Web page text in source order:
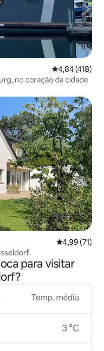
4,84 de uma
4,84 (418)
no coração da cidade
hóspedes
4,99 de uma
4,99 (71)
para visitar
Temp. média
3 °C